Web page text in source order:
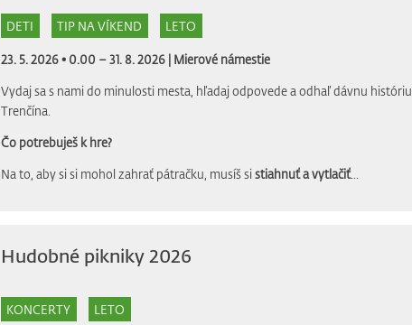
DETI TIP NA VÍKEND LETO
23. 5. 2026 • 0.00 – 31. 8. 2026 | Mierové námestie
Vydaj sa s nami do minulosti mesta, hľadaj odpovede a odhaľ dávnu históriu
Trenčína.
Čo potrebuješ k hre?
Na to, aby si si mohol zahrať pátračku, musíš sistiahnuť a vytlačiť...
Hudobné pikniky 2026
KONCERTY LETO